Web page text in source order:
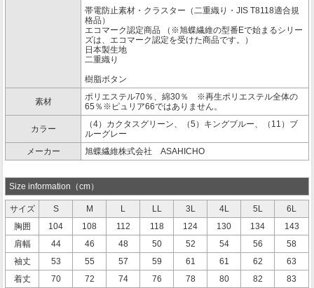
帯電防止素材・クラスター（二重織り・JIS T8118適合規
格品）
エコマーク認定商品 （※旭蝶繊維の型番Eで始まるシリー
ズは、エコマーク認定を受けた商品です。）
日本製生地
二重織り
樹脂ボタン
素材
ポリエステル70％、綿30％ ※再生ポリエステル全体の
65％※ピュリア66ではありません。
カラー
（4）カクタスグリーン、（5）キングブルー、（11）ブ
ルーグレー
メーカー
旭蝶繊維株式会社 ASAHICHO
Size information（cm）
サイズ S M L LL 3L 4L 5L
6L
胸囲
104 108 112 118 124 130 134
143
肩幅
44 46 48 50 52 54 56
58
袖丈
53 55 57 59 61 61 62
63
着丈
70 72 74 76 78 80 82
83